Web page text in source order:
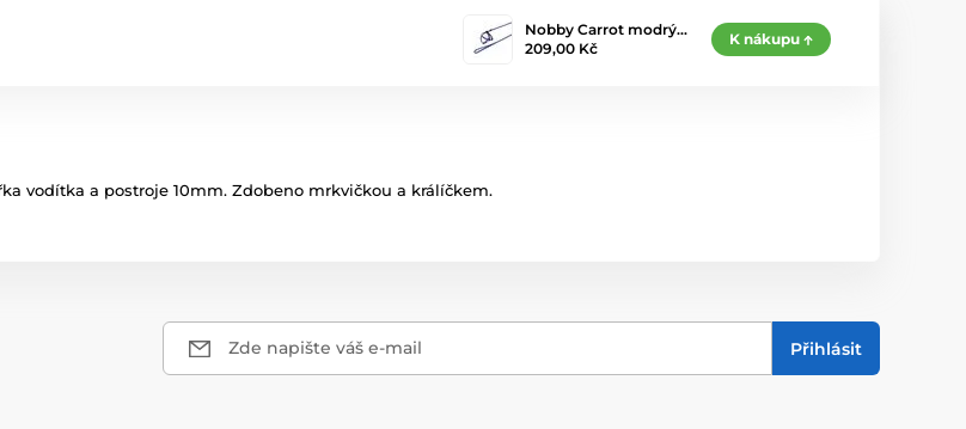
Nobby Carrot modrý…
209,00 Kč
K nákupu
vodítka a postroje 10mm. Zdobeno mrkvičkou a králíčkem.
Zde napište váš e-mail Přihlásit